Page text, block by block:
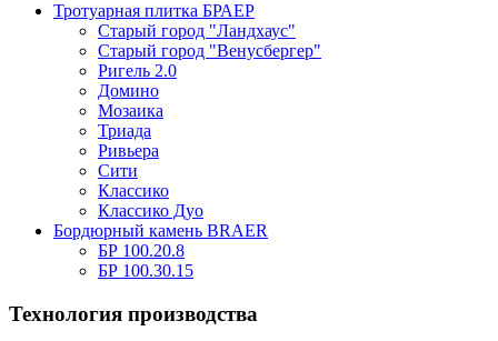
Тротуарная плитка БРАЕР
Старый город "Ландхаус"
Старый город "Венусбергер"
Ригель 2.0
Домино
Мозаика
Триада
Ривьера
Сити
Классико
Классико Дуо
Бордюрный камень BRAER
БР 100.20.8
БР 100.30.15
Технология производства